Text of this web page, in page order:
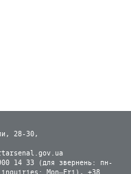
28-30,
14 33 (для звернень: пн-